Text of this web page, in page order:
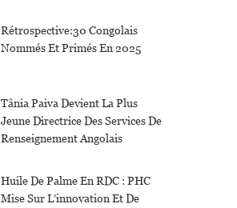
Rétrospective:30 Congolais
Nommés Et Primés En 2025
Tânia Paiva Devient La Plus
Jeune Directrice Des Services De
Renseignement Angolais
Huile De Palme En RDC : PHC
Mise Sur L’innovation Et De